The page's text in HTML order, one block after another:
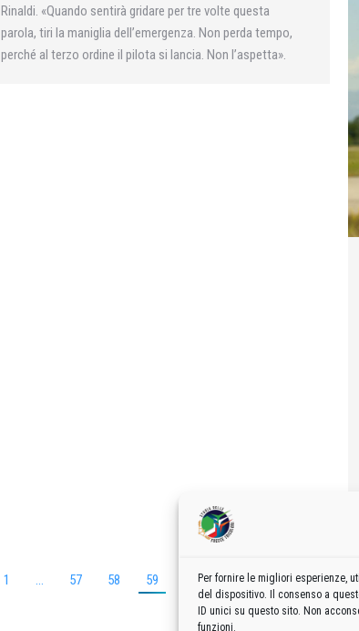
Per fornire le migliori esperienze,
del dispositivo. Il consenso a
ID unici su questo sito. Non
funzioni.
Rinaldi. «Quando sentirà gridare per tre volte questa
parola, tiri la maniglia dell’emergenza. Non perda tempo,
perché al terzo ordine il pilota si lancia. Non l’aspetta».
1 … 57 58 59 61 … 99 →